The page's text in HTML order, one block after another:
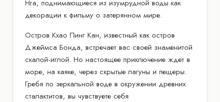
Нга, поднимающиеся из изумрудной воды как
декорации к фильму о затерянном мире.
Остров Кхао Пинг Кан, известный как остров
Джеймса Бонда, встречает вас своей знаменитой
скалой-иглой. Но настоящее приключение ждет в
море, на каяке, через скрытые лагуны и пещеры.
Гребя по зеркальной воде в окружении древних
сталактитов, вы чувствуете себя